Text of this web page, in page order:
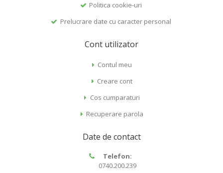
Politica cookie-uri
Prelucrare date cu caracter personal
Cont utilizator
Contul meu
Creare cont
Cos cumparaturi
Recuperare parola
Date de contact
Telefon:
0740.200.239